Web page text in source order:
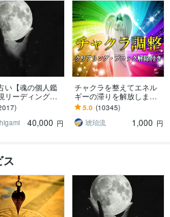
い【魂の個人鑑
リーディング承
命の地図を手
人生を創る｜魂
を紐解く鑑定
40,000 円
チャクラを整えてエネル
ギーの滞りを解放します 7
割超リピート！人生を変
えたい人のエネルギー調
整
5.0 (10345)
琥珀流
1,000 円
ス